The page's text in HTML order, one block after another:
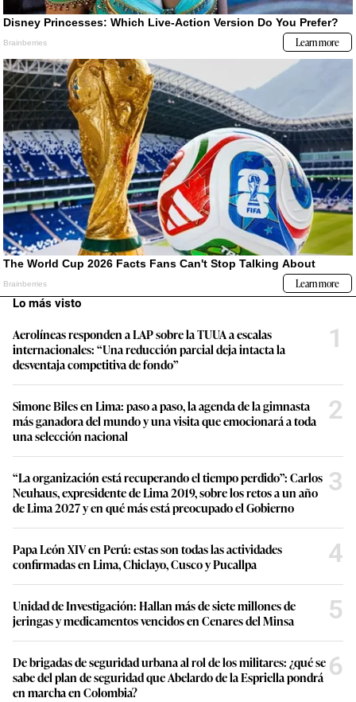
Lo más visto
Aerolíneas responden a LAP sobre la TUUA a escalas
internacionales: “Una reducción parcial deja intacta la
desventaja competitiva de fondo”
1
Simone Biles en Lima: paso a paso, la agenda de la gimnasta
más ganadora del mundo y una visita que emocionará a toda
una selección nacional
2
“La organización está recuperando el tiempo perdido”: Carlos
Neuhaus, expresidente de Lima 2019, sobre los retos a un año
de Lima 2027 y en qué más está preocupado el Gobierno
3
Papa León XIV en Perú: estas son todas las actividades
confirmadas en Lima, Chiclayo, Cusco y Pucallpa
4
Unidad de Investigación: Hallan más de siete millones de
jeringas y medicamentos vencidos en Cenares del Minsa
5
De brigadas de seguridad urbana al rol de los militares: ¿qué se
sabe del plan de seguridad que Abelardo de la Espriella pondrá
en marcha en Colombia?
6